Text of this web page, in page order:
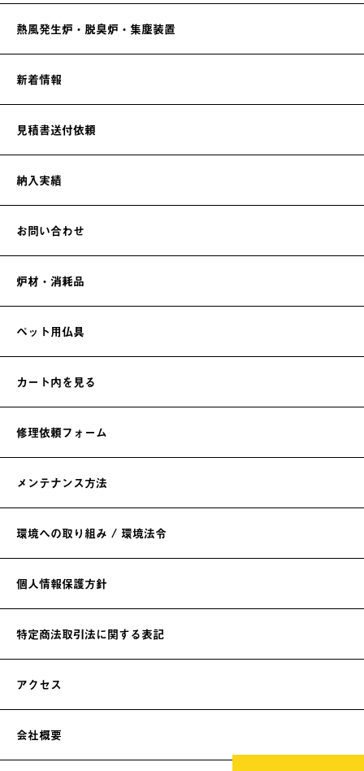
熱風発生炉・脱臭炉・集塵装置
新着情報
見積書送付依頼
納入実績
お問い合わせ
炉材・消耗品
ペット用仏具
カート内を見る
修理依頼フォーム
メンテナンス方法
環境への取り組み / 環境法令
個人情報保護方針
特定商法取引法に関する表記
アクセス
会社概要